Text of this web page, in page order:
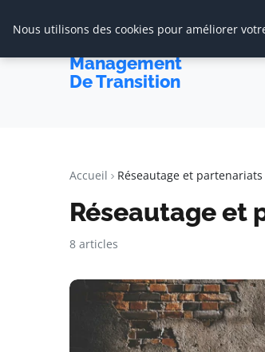
Management
De Transition
Accueil Réseautage et partenariats
Réseautage et
8 articles
Nous utilisons des cookies pour améliorer